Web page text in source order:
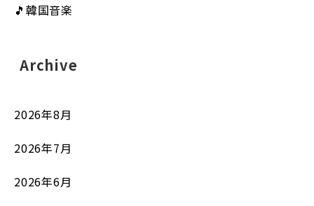
🎵韓国音楽
Archive
2026年8月
2026年7月
2026年6月